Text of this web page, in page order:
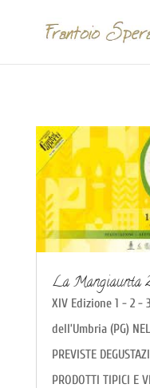
La Mangiaunta
XIV Edizione 1 - 2 -
dell’Umbria (PG)
PREVISTE
PRODOTTI TIPICI E